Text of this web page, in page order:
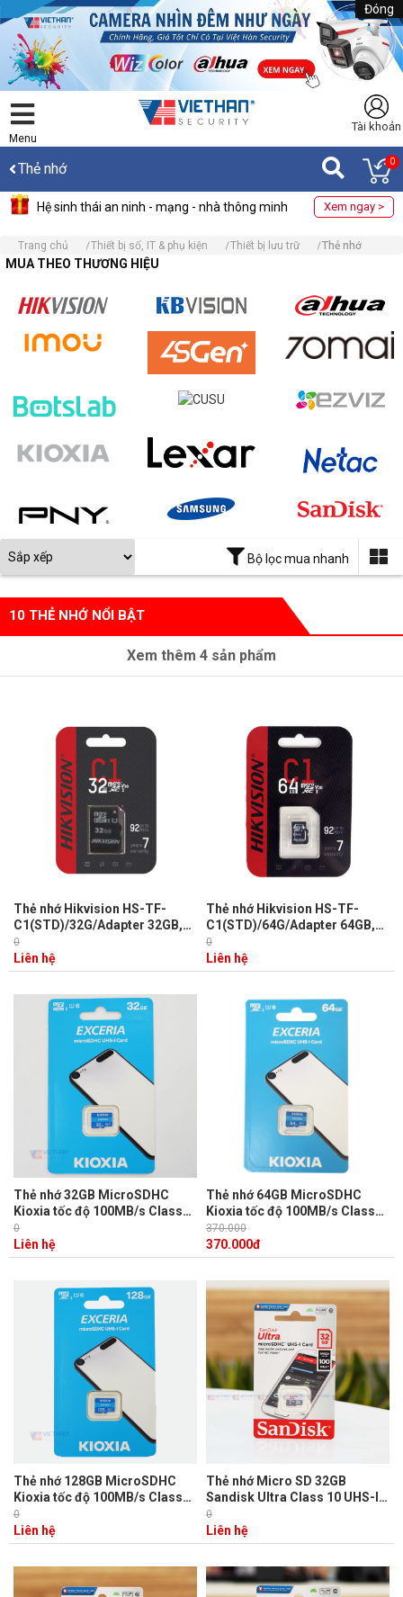
Đóng
Menu
Tài khoản
Thẻ nhớ 0
Hệ sinh thái an ninh - mạng - nhà thông minh Xem ngay >
Trang chủ Thiết bị số, IT & phụ kiện Thiết bị lưu trữ Thẻ nhớ
MUA THEO THƯƠNG HIỆU
Bộ lọc mua nhanh
10 THẺ NHỚ NỔI BẬT
Xem thêm 4 sản phẩm
Thẻ nhớ Hikvision HS-TF-
C1(STD)/32G/Adapter 32GB,
tốc độ đọc 45MB/s, tốc độ ghi
11MB/s
0
Liên hệ
Thẻ nhớ Hikvision HS-TF-
C1(STD)/64G/Adapter 64GB,
tốc độ đọc 92MB/s, tốc độ ghi
30MB/s
0
Liên hệ
Thẻ nhớ 32GB MicroSDHC
Kioxia tốc độ 100MB/s Class
10
0
Liên hệ
Thẻ nhớ 64GB MicroSDHC
Kioxia tốc độ 100MB/s Class
10
370.000
370.000đ
Thẻ nhớ 128GB MicroSDHC
Kioxia tốc độ 100MB/s Class
10 + Adapter
0
Liên hệ
Thẻ nhớ Micro SD 32GB
Sandisk Ultra Class 10 UHS-I
100Mb/s chuyên dùng ghi hình
cho camera IP
0
Liên hệ